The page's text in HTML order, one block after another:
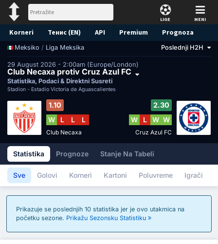
LIGE MENI
Korneri Тенис (EN) API Premium Prognoza
Meksiko / Liga Meksika Poslednji H2H
29 August 2026 - 2:00am (Europe/London)
Club Necaxa protiv Cruz Azul FC
Statistika, Podaci & Direktni Susreti
Stadion - Estadio Victoria de Aguascalientes
1.10
W
L L L
Club Necaxa
2.30
W
L W W
Cruz Azul FC
Statistika Prognoze Stanje Na Tabeli
Sve Golovi Korneri Kartoni Poluvreme Igrači
Prikazuje se poslednjih 10 statistika jer je ovo utakmica na
početku sezone. Prikažu Sezonsku Statistiku